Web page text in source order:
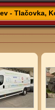
- Tlačovka,